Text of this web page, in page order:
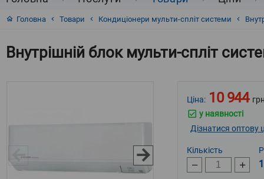
Головна Товари Кондиціонери мульти-спліт системи
Внутрішній блок мульти-спліт
Ціна: 10 944
у наявності
Дізнатися оптову
Кількість